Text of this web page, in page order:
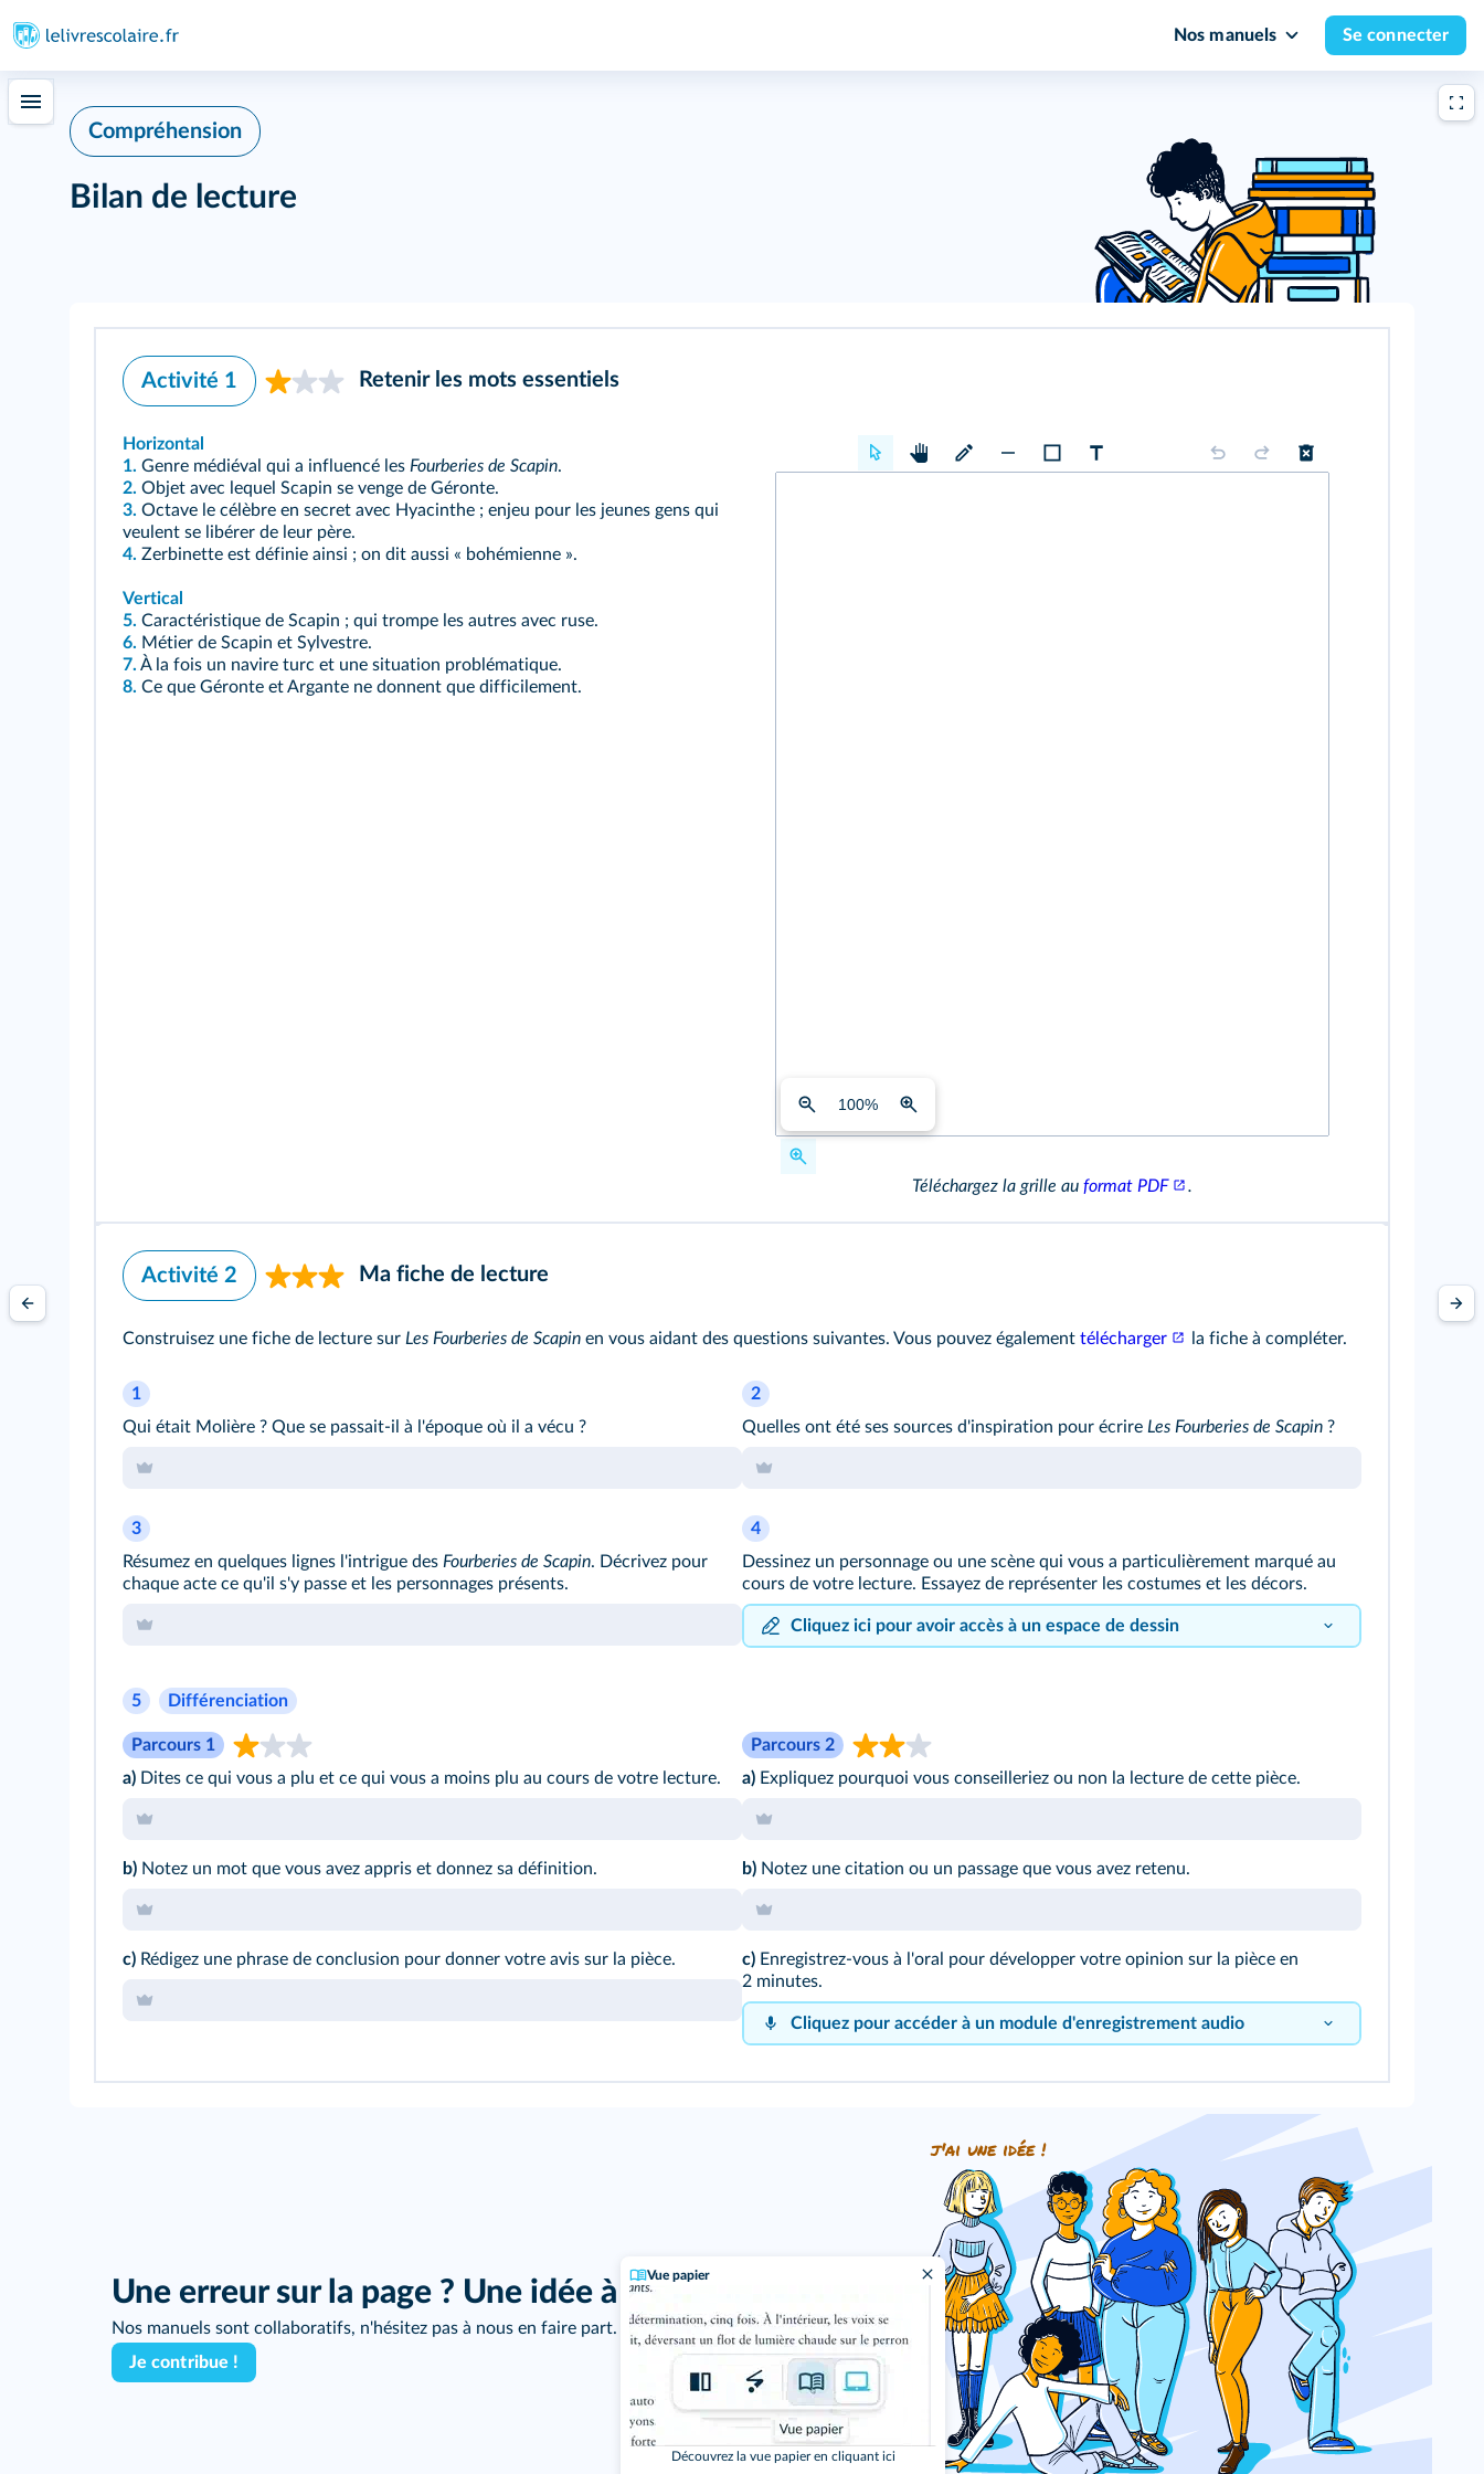
Nos manuels Se connecter
Vue papier
Découvrez la vue papier en cliquant ici
Compréhension
Bilan de lecture
Activité 1 Retenir les mots essentiels
Horizontal
1. Genre médiéval qui a influencé les Fourberies de Scapin.
2. Objet avec lequel Scapin se venge de Géronte.
3. Octave le célèbre en secret avec Hyacinthe ; enjeu pour les jeunes gens qui
veulent se libérer de leur père.
4. Zerbinette est définie ainsi ; on dit aussi « bohémienne ».
Vertical
5. Caractéristique de Scapin ; qui trompe les autres avec ruse.
6. Métier de Scapin et Sylvestre.
7. À la fois un navire turc et une situation problématique.
8. Ce que Géronte et Argante ne donnent que difficilement.
100%
Téléchargez la grille au format PDF .
Activité 2 Ma fiche de lecture
Construisez une fiche de lecture sur Les Fourberies de Scapin en vous aidant des questions suivantes. Vous pouvez également télécharger la fiche à compléter.
1
Qui était Molière ? Que se passait-il à l'époque où il a vécu ?
2
Quelles ont été ses sources d'inspiration pour écrire Les Fourberies de Scapin ?
3
Résumez en quelques lignes l'intrigue des Fourberies de Scapin. Décrivez pour
chaque acte ce qu'il s'y passe et les personnages présents.
4
Dessinez un personnage ou une scène qui vous a particulièrement marqué au
cours de votre lecture. Essayez de représenter les costumes et les décors.
Cliquez ici pour avoir accès à un espace de dessin
5 Différenciation
Parcours 1
a) Dites ce qui vous a plu et ce qui vous a moins plu au cours de votre lecture.
b) Notez un mot que vous avez appris et donnez sa définition.
c) Rédigez une phrase de conclusion pour donner votre avis sur la pièce.
Parcours 2
a) Expliquez pourquoi vous conseilleriez ou non la lecture de cette pièce.
b) Notez une citation ou un passage que vous avez retenu.
c) Enregistrez-vous à l'oral pour développer votre opinion sur la pièce en
2 minutes.
Cliquez pour accéder à un module d'enregistrement audio
Cliquez sur le bouton pour vous enregistrer !
Une erreur sur la page ? Une idée à proposer ?
Nos manuels sont collaboratifs, n'hésitez pas à nous en faire part.
Je contribue !
j'ai une idée !